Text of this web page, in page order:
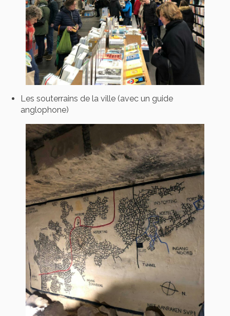
Les souterrains de la ville (avec un guide
anglophone)